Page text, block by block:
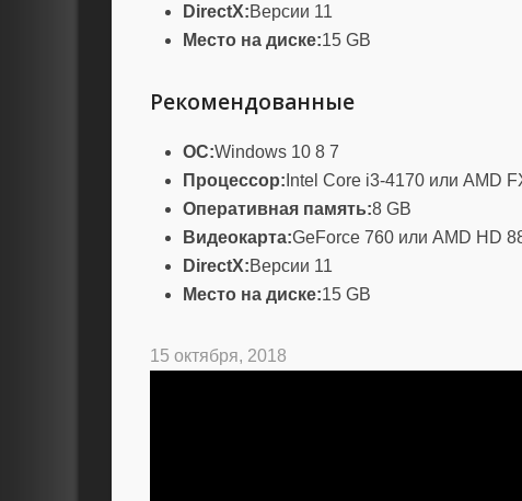
DirectX:Версии 11
Место на диске:15 GB
Рекомендованные
ОС:Windows 10 8 7
Процессор: Intel Core i3-4170 или AMD
Оперативная память:8 GB
Видеокарта:GeForce 760 или AMD HD
DirectX:Версии 11
Место на диске:15 GB
15 октября, 2018